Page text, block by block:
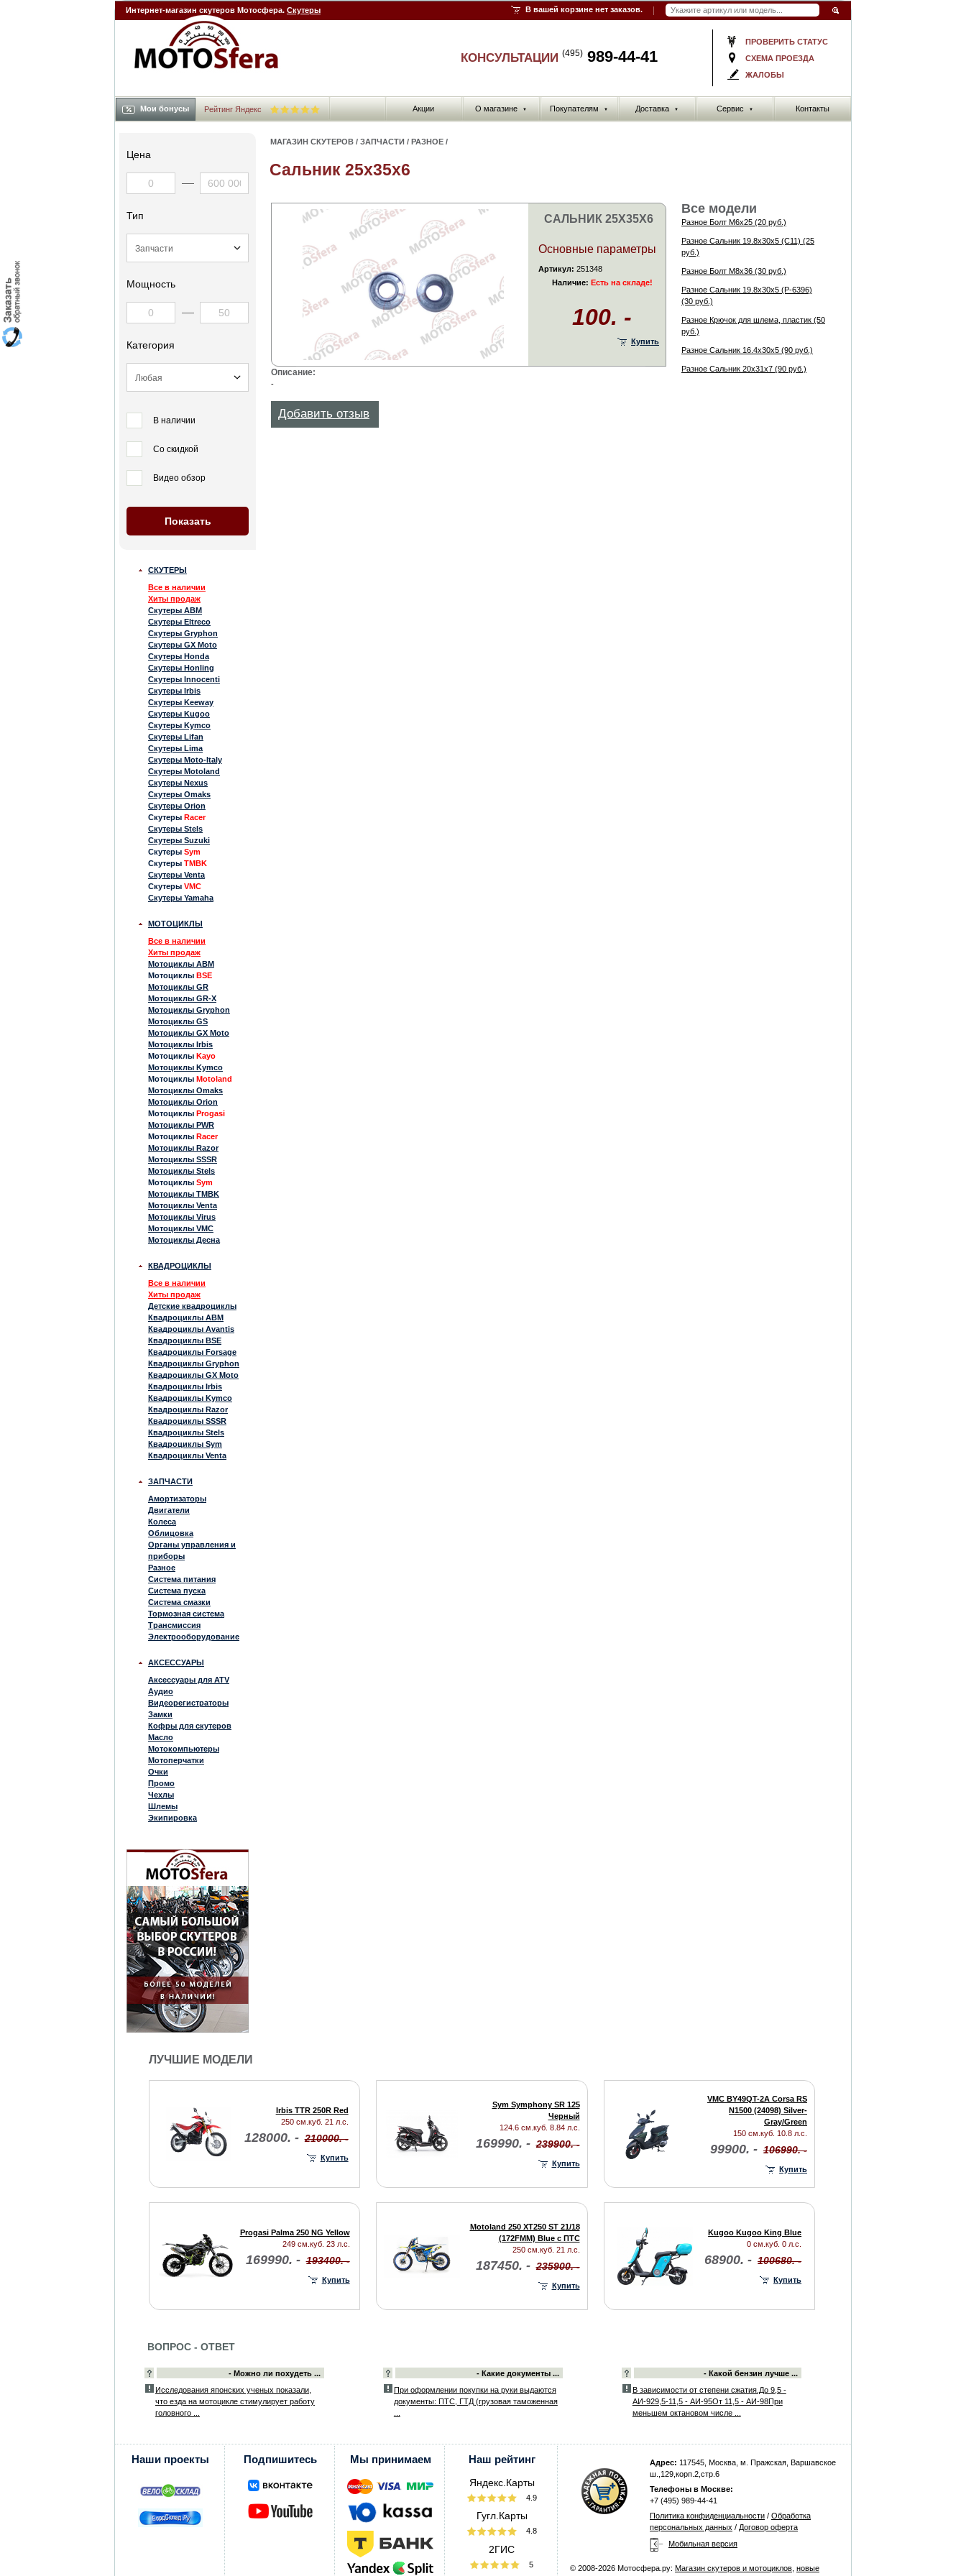
Интернет-магазин скутеров Мотосфера. Скутеры В вашей корзине нет заказов.
ПРОВЕРИТЬ СТАТУС
СХЕМА ПРОЕЗДА
ЖАЛОБЫ
КОНСУЛЬТАЦИИ (495) 989-44-41
Акции О магазине ▼ Покупателям ▼ Доставка ▼ Сервис ▼ Контакты
Мои бонусы Рейтинг Яндекс
Цена
Тип
Мощность
Категория
В наличии
Со скидкой
Видео обзор
СКУТЕРЫ
Все в наличии
Хиты продаж
Скутеры ABM
Скутеры Eltreco
Скутеры Gryphon
Скутеры GX Moto
Скутеры Honda
Скутеры Honling
Скутеры Innocenti
Скутеры Irbis
Скутеры Keeway
Скутеры Kugoo
Скутеры Kymco
Скутеры Lifan
Скутеры Lima
Скутеры Moto-Italy
Скутеры Motoland
Скутеры Nexus
Скутеры Omaks
Скутеры Orion
Скутеры Racer
Скутеры Stels
Скутеры Suzuki
Скутеры Sym
Скутеры TMBK
Скутеры Venta
Скутеры VMC
Скутеры Yamaha
МОТОЦИКЛЫ
Все в наличии
Хиты продаж
Мотоциклы ABM
Мотоциклы BSE
Мотоциклы GR
Мотоциклы GR-X
Мотоциклы Gryphon
Мотоциклы GS
Мотоциклы GX Moto
Мотоциклы Irbis
Мотоциклы Kayo
Мотоциклы Kymco
Мотоциклы Motoland
Мотоциклы Omaks
Мотоциклы Orion
Мотоциклы Progasi
Мотоциклы PWR
Мотоциклы Racer
Мотоциклы Razor
Мотоциклы SSSR
Мотоциклы Stels
Мотоциклы Sym
Мотоциклы TMBK
Мотоциклы Venta
Мотоциклы Virus
Мотоциклы VMC
Мотоциклы Десна
КВАДРОЦИКЛЫ
Все в наличии
Хиты продаж
Детские квадроциклы
Квадроциклы ABM
Квадроциклы Avantis
Квадроциклы BSE
Квадроциклы Forsage
Квадроциклы Gryphon
Квадроциклы GX Moto
Квадроциклы Irbis
Квадроциклы Kymco
Квадроциклы Razor
Квадроциклы SSSR
Квадроциклы Stels
Квадроциклы Sym
Квадроциклы Venta
ЗАПЧАСТИ
Амортизаторы
Двигатели
Колеса
Облицовка
Органы управления и
приборы
Разное
Система питания
Система пуска
Система смазки
Тормозная система
Трансмиссия
Электрооборудование
АКСЕССУАРЫ
Аксессуары для ATV
Аудио
Видеорегистраторы
Замки
Кофры для скутеров
Масло
Мотокомпьютеры
Мотоперчатки
Очки
Промо
Чехлы
Шлемы
Экипировка
МАГАЗИН СКУТЕРОВ / ЗАПЧАСТИ / РАЗНОЕ /
Сальник 25x35x6
САЛЬНИК 25X35X6
Основные параметры
Артикул: 251348
Наличие: Есть на складе!
100. -
Купить
Все модели
Разное Болт M6x25 (20 руб.)
Разное Сальник 19.8x30x5 (C11) (25
руб.)
Разное Болт M8x36 (30 руб.)
Разное Сальник 19.8x30x5 (P-6396)
(30 руб.)
Разное Крючок для шлема, пластик (50
руб.)
Разное Сальник 16.4x30x5 (90 руб.)
Разное Сальник 20x31x7 (90 руб.)
Описание:
-
Добавить отзыв
ЛУЧШИЕ МОДЕЛИ
Irbis TTR 250R Red
250 см.куб. 21 л.с.
128000. - 210000. -
Купить
Sym Symphony SR 125
Черный
124.6 см.куб. 8.84 л.с.
169990. - 239900. -
Купить
VMC BY49QT-2A Corsa RS
N1500 (24098) Silver-
Gray/Green
150 см.куб. 10.8 л.с.
99900. - 106990. -
Купить
Progasi Palma 250 NG Yellow
249 см.куб. 23 л.с.
169990. - 193400. -
Купить
Motoland 250 XT250 ST 21/18
(172FMM) Blue с ПТС
250 см.куб. 21 л.с.
187450. - 235900. -
Купить
Kugoo Kugoo King Blue
0 см.куб. 0 л.с.
68900. - 100680. -
Купить
ВОПРОС - ОТВЕТ
- Можно ли похудеть ...
Исследования японских ученых показали,
что езда на мотоцикле стимулирует работу
головного ...
- Какие документы ...
При оформлении покупки на руки выдаются
документы: ПТС, ГТД (грузовая таможенная
- Какой бензин лучше ...
В зависимости от степени сжатия.До 9,5 -
АИ-929,5-11,5 - АИ-95От 11,5 - АИ-98При
меньшем октановом числе ...
Наши проекты Подпишитесь Мы принимаем Наш рейтинг
Яндекс.Карты
4.9
Гугл.Карты
4.8
2ГИС
5
Адрес: 117545, Москва, м. Пражская, Варшавское
ш.,129,корп.2,стр.6
Телефоны в Москве:
+7 (495) 989-44-41
Политика конфиденциальности / Обработка
персональных данных / Договор оферта
Мобильная версия
© 2008-2026 Мотосфера.ру: Магазин скутеров и мотоциклов новые